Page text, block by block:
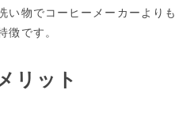
い物でコーヒーメーカーよりも
徴です。
リット